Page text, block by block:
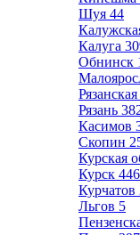
Шуя 44
Калуга
Обнинск
Рязань
Касимов
Скопин
Курская
Курск 446
Курчатов
Льгов 5